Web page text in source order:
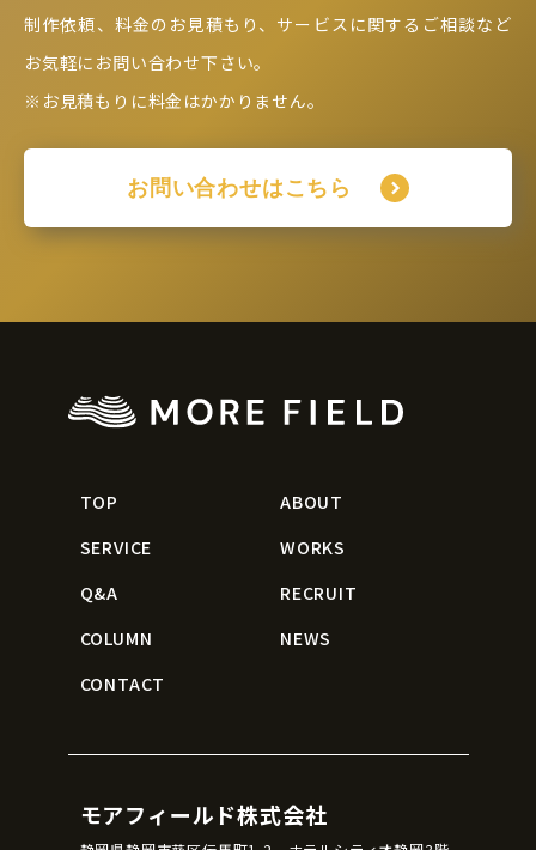
制作依頼、料金のお見積もり、サービスに関するご相談など
お気軽にお問い合わせ下さい。
※お見積もりに料金はかかりません。
お問い合わせはこちら
TOP
ABOUT
SERVICE
WORKS
Q&A
RECRUIT
COLUMN
NEWS
CONTACT
モアフィールド株式会社